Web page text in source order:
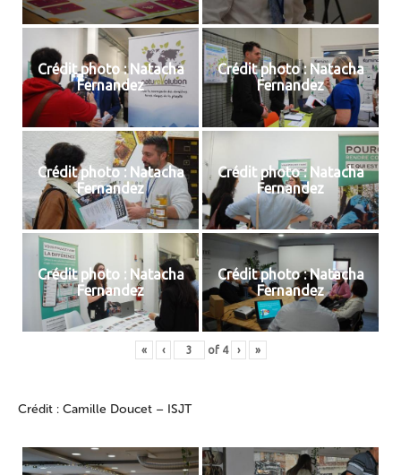
Crédit photo : Natacha
Fernandez
Crédit photo : Natacha
Fernandez
Crédit photo : Natacha
Fernandez
Crédit photo : Natacha
Fernandez
Crédit photo : Natacha
Fernandez
Crédit photo : Natacha
Fernandez
« ‹ of 4 › »
Crédit : Camille Doucet – ISJT